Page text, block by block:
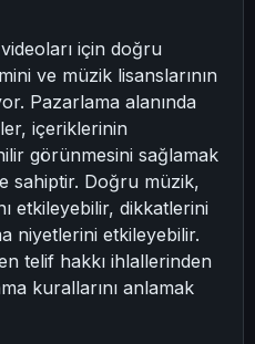
için doğru
ve müzik lisanslarının
Pazarlama alanında
içeriklerinin
görünmesini sağlamak
sahiptir. Doğru müzik,
etkileyebilir, dikkatlerini
niyetlerini etkileyebilir.
telif hakkı ihlallerinden
kurallarını anlamak